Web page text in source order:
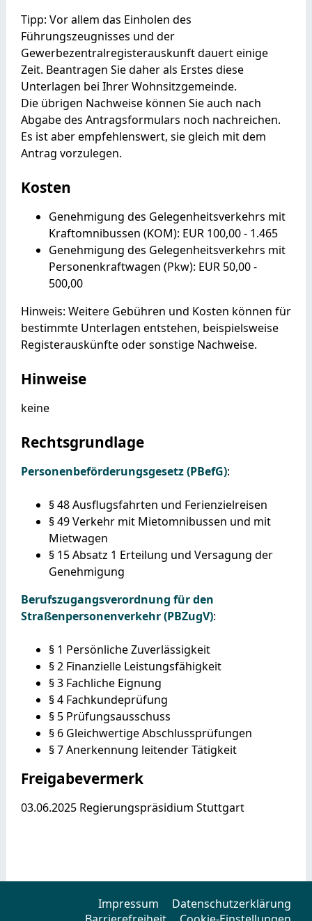
Tipp: Vor allem das Einholen des
Führungszeugnisses und der
Gewerbezentralregisterauskunft dauert einige
Zeit. Beantragen Sie daher als Erstes diese
Unterlagen bei Ihrer Wohnsitzgemeinde.
Die übrigen Nachweise können Sie auch nach
Abgabe des Antragsformulars noch nachreichen.
Es ist aber empfehlenswert, sie gleich mit dem
Antrag vorzulegen.
Kosten
Genehmigung des Gelegenheitsverkehrs mit
Kraftomnibussen (KOM): EUR 100,00 - 1.465
Genehmigung des Gelegenheitsverkehrs mit
Personenkraftwagen (Pkw): EUR 50,00 -
500,00
Hinweis: Weitere Gebühren und Kosten können für
bestimmte Unterlagen entstehen, beispielsweise
Registerauskünfte oder sonstige Nachweise.
Hinweise
keine
Rechtsgrundlage
Personenbeförderungsgesetz (PBefG):
§ 48 Ausflugsfahrten und Ferienzielreisen
§ 49 Verkehr mit Mietomnibussen und mit
Mietwagen
§ 15 Absatz 1 Erteilung und Versagung der
Genehmigung
Berufszugangsverordnung für den
Straßenpersonenverkehr (PBZugV):
§ 1 Persönliche Zuverlässigkeit
§ 2 Finanzielle Leistungsfähigkeit
§ 3 Fachliche Eignung
§ 4 Fachkundeprüfung
§ 5 Prüfungsausschuss
§ 6 Gleichwertige Abschlussprüfungen
§ 7 Anerkennung leitender Tätigkeit
Freigabevermerk
03.06.2025 Regierungspräsidium Stuttgart
Impressum
Datenschutzerklärung